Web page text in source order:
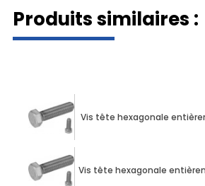
Produits similaires :
Vis tête hexagonale
Vis tête hexagonale